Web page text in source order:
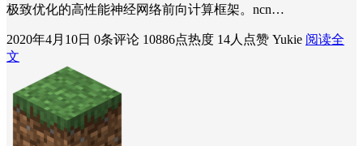
极致优化的高性能神经网络前向计算框架。ncn…
2020年4月10日 0条评论 10886点热度 14人点赞 Yukie 阅读全
文